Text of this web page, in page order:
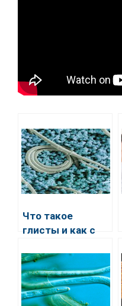
Что такое
глисты и как с